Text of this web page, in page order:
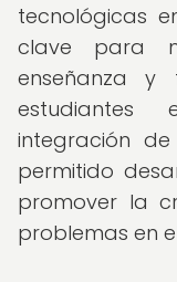
tecnológicas
clave para
enseñanza
estudiantes
integración
permitido
promover la
problemas en